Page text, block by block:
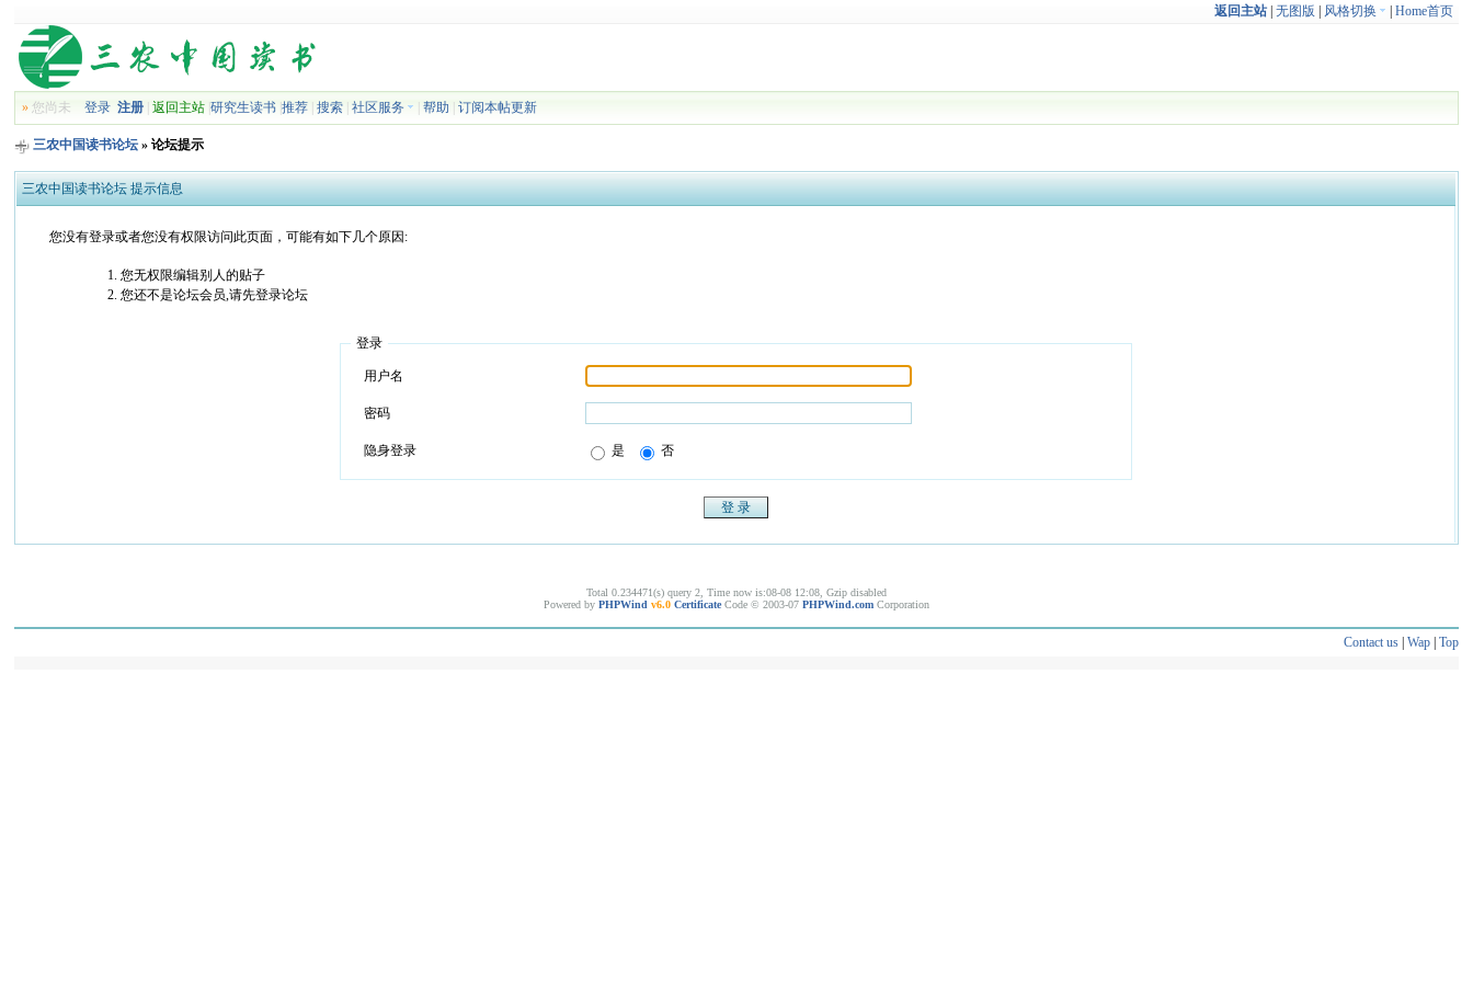
返回主站| 无图版 风格切换 Home首页
» 您尚未登录 注册 |返回主站 |研究生读书 |推荐 |搜索 |社区服务 |帮助 |订阅本帖更新
三农中国读书论坛 » 论坛提示
三农中国读书论坛 提示信息
您没有登录或者您没有权限访问此页面，可能有如下几个原因:
您无权限编辑别人的贴子
您还不是论坛会员,请先登录论坛
登录
用户名
密码
隐身登录 是 否
Total 0.234471(s) query 2, Time now is:08-08 12:08, Gzip disabled
Powered by PHPWind v6.0 Certificate Code © 2003-07 PHPWind.com Corporation
Contact us| Wap| Top